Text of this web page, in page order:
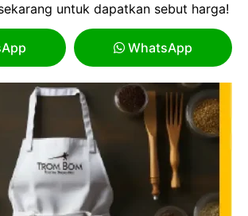
untuk dapatkan sebut harga!
WhatsApp